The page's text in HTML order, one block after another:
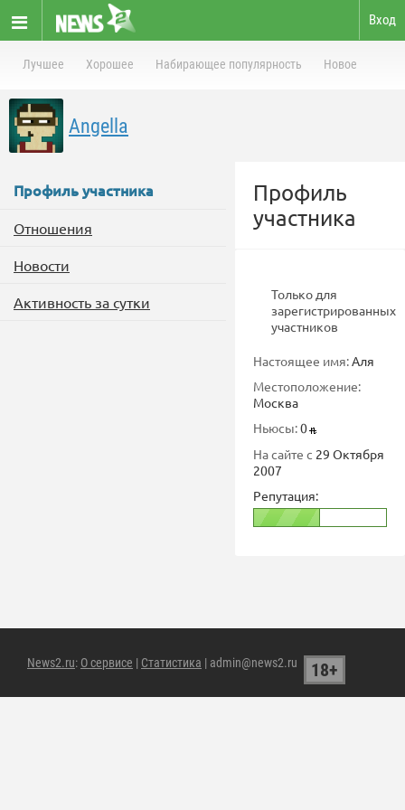
Вход
Лучшее Хорошее Набирающее популярность Новое
Angella
Профиль участника
Отношения
Новости
Активность за сутки
Профиль
участника
Только для
зарегистрированных
участников
Настоящее имя:Аля
Местоположение:
Москва
Ньюсы:0
На сайте с 29 Октября
2007
Репутация:
News2.ru: О сервисе | Статистика | admin@news2.ru 18+